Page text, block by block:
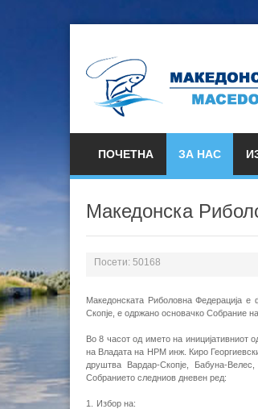
ПОЧЕТНА ЗА НАС
Македонска
Посети: 50168
Македонската Риболовна Федерација
Скопје, е одржано основачко Собрание
Во 8 часот од името на иницијативниот
на Владата на НРМ инж. Киро
друштва Вардар-Скопје, Бабуна-
Собранието следниов дневен ред:
1. Избор на: